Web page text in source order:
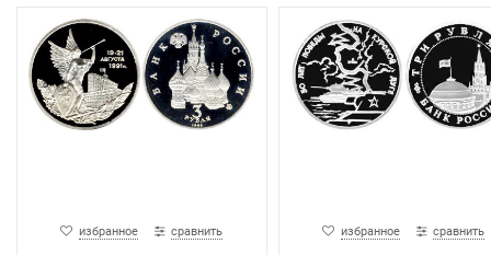
избранное сравнить избранное сравнить